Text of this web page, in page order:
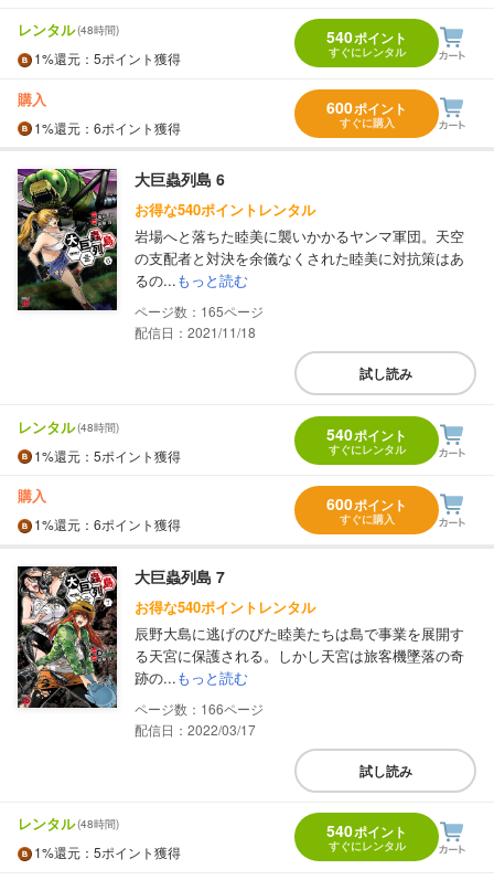
レンタル(48時間)
1%還元 ：5ポイント獲得
540ポイント
すぐにレンタル
購入
1%還元 ：6ポイント獲得
600ポイント
すぐに購入
大巨蟲列島 6
お得な540ポイントレンタル
岩場へと落ちた睦美に襲いかかるヤンマ軍団。天空
の支配者と対決を余儀なくされた睦美に対抗策はあ
るの...もっと読む
165
配信日：2021/11/18
試し読み
レンタル(48時間)
1%還元 ：5ポイント獲得
540ポイント
すぐにレンタル
購入
1%還元 ：6ポイント獲得
600ポイント
すぐに購入
大巨蟲列島 7
お得な540ポイントレンタル
辰野大島に逃げのびた睦美たちは島で事業を展開す
る天宮に保護される。しかし天宮は旅客機墜落の奇
跡の...もっと読む
166
配信日：2022/03/17
試し読み
レンタル(48時間)
1%還元 ：5ポイント獲得
540ポイント
すぐにレンタル